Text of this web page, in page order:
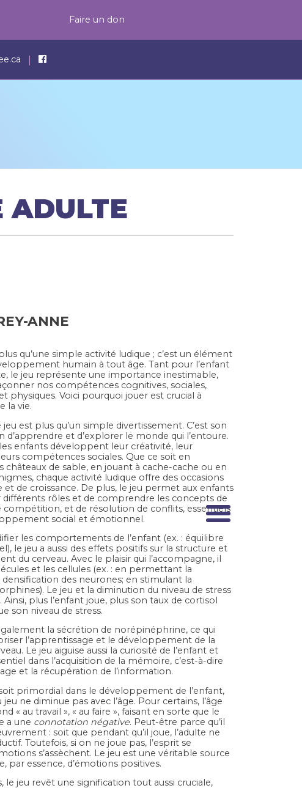
Faire un don
|
ADULTE
ANNE
qu’une simple activité ludique ; c’est un élément
humain à tout âge. Tant pour l’enfant
le jeu représente une importance inestimable,
nos compétences cognitives, sociales,
physiques. Voici pourquoi jouer est crucial à
la vie.
jeu est plus qu’un simple divertissement. C’est son
d’apprendre et d’explorer le monde qui l’entoure.
enfants développent leur créativité, leur
compétences sociales. Que ce soit en
châteaux de sable, en jouant à cache-cache ou en
chaque activité ludique offre des occasions
et de croissance. De plus, le jeu permet aux enfants
différents rôles et de comprendre les concepts de
compétition, et de résolution de conflits, essentiels
social et émotionnel.
les comportements de l’enfant (ex. : équilibre
le jeu a aussi des effets positifs sur la structure et
du cerveau. Avec le plaisir qui l’accompagne, il
et les cellules (ex. : en permettant la
des neurones; en stimulant la
Le jeu et la diminution du niveau de stress
Ainsi, plus l’enfant joue, plus son taux de cortisol
son niveau de stress.
la sécrétion de norépinéphrine, ce qui
l’apprentissage et le développement de la
Le jeu aiguise aussi la curiosité de l’enfant et
dans l’acquisition de la mémoire, c’est-à-dire
et la récupération de l’information.
primordial dans le développement de l’enfant,
ne diminue pas avec l’âge. Pour certains, l’âge
« au travail », « au faire », faisant en sorte que le
a une connotation négative. Peut-être parce qu’il
: soit que pendant qu’il joue, l’adulte ne
Toutefois, si on ne joue pas, l’esprit se
s’assèchent. Le jeu est une véritable source
par essence, d’émotions positives.
le jeu revêt une signification tout aussi cruciale,